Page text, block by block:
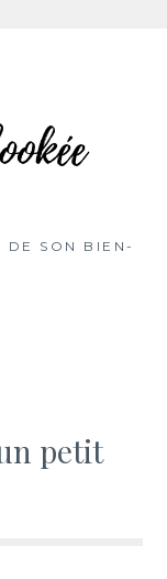
DE SON BIEN-
petit